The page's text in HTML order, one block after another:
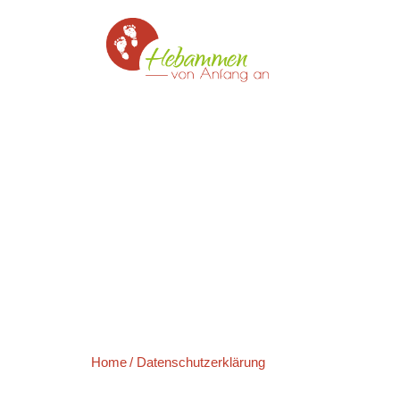
Home Datenschutzerklärung